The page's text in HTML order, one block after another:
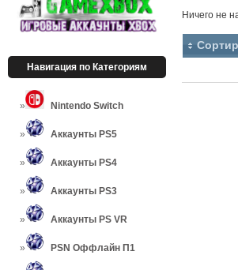
Навигация по Категориям
Nintendo Switch
Аккаунты PS5
Аккаунты PS4
Аккаунты PS3
Аккаунты PS VR
PSN Оффлайн П1
Ничего не